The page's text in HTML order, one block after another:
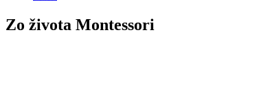
Zo života Montessori